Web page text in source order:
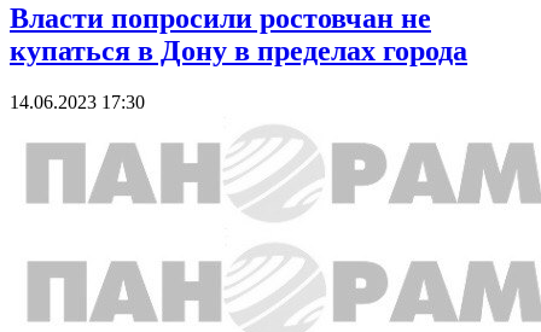
Власти попросили ростовчан не
купаться в Дону в пределах города
14.06.2023 17:30